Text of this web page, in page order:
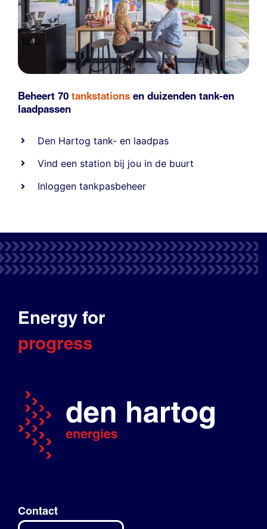
Beheert 70 tankstations en duizenden tank-en
laadpassen
Den Hartog tank- en laadpas
Vind een station bij jou in de buurt
Inloggen tankpasbeheer
Energy for
progress
Contact